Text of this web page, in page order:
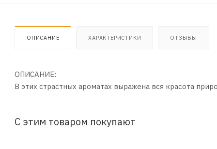
ОПИСАНИЕ ХАРАКТЕРИСТИКИ ОТЗЫВЫ
ОПИСАНИЕ:
В этих страстных ароматах выражена вся красота
С этим товаром покупают